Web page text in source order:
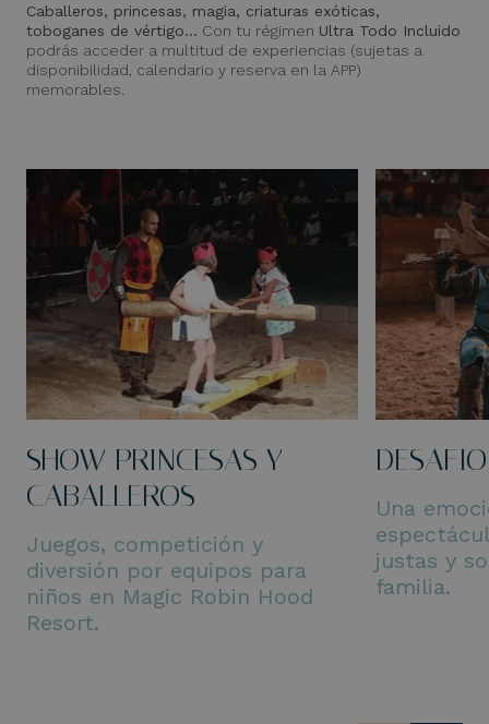
Caballeros, princesas, magia, criaturas exóticas,
toboganes de vértigo… Con tu régimen Ultra Todo Incluido
podrás acceder a multitud de experiencias (sujetas a
disponibilidad, calendario y reserva en la APP)
memorables.
SHOW PRINCESAS Y
CABALLEROS
Juegos, competición y
diversión por equipos para
niños en Magic Robin Hood
Resort.
Una
justas y
familia.